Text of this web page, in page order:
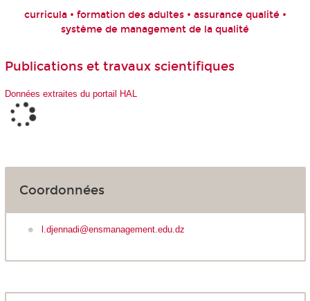
curricula • formation des adultes • assurance qualité •
système de management de la qualité
Publications et travaux scientifiques
Données extraites du portail HAL
Coordonnées
l.djennadi@ensmanagement.edu.dz